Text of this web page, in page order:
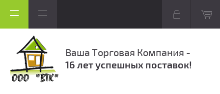
Ваша Торговая Компания -
16 лет успешных поставок!